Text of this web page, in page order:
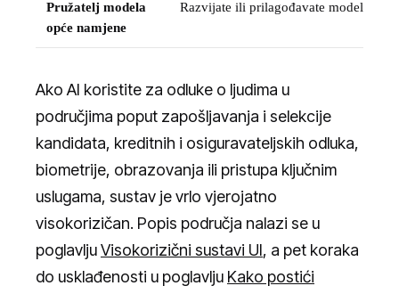
Pružatelj modela
opće namjene
Razvijate ili prilagođavate model opće
Ako AI koristite za odluke o ljudima u
područjima poput zapošljavanja i selekcije
kandidata, kreditnih i osiguravateljskih odluka,
biometrije, obrazovanja ili pristupa ključnim
uslugama, sustav je vrlo vjerojatno
visokorizičan. Popis područja nalazi se u
poglavljuVisokorizični sustavi UI, a pet koraka
do usklađenosti u poglavlju Kako postići